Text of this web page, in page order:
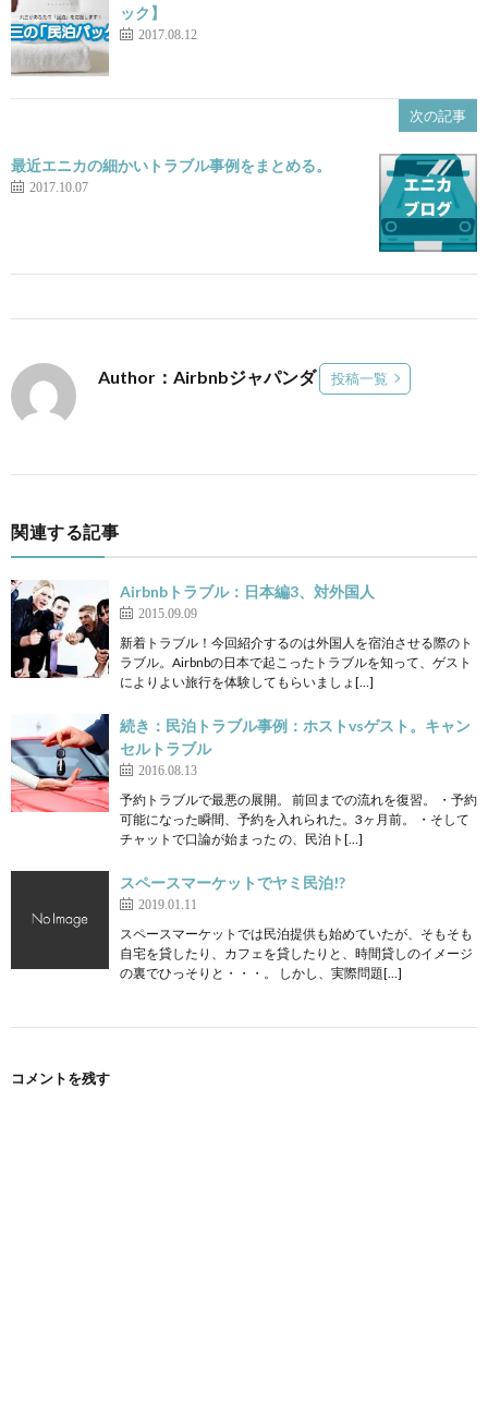
ック】
2017.08.12
次の記事
最近エニカの細かいトラブル事例をまとめる。
2017.10.07
Author：Airbnbジャパンダ 投稿一覧
関連する記事
Airbnbトラブル：日本編3、対外国人
2015.09.09
新着トラブル！今回紹介するのは外国人を宿泊させる際のト
ラブル。Airbnbの日本で起こったトラブルを知って、ゲスト
によりよい旅行を体験してもらいましょ[…]
続き：民泊トラブル事例：ホストvsゲスト。キャン
セルトラブル
2016.08.13
予約トラブルで最悪の展開。 前回までの流れを復習。 ・予約
可能になった瞬間、予約を入れられた。3ヶ月前。 ・そして
チャットで口論が始まった の、民泊ト[…]
スペースマーケットでヤミ民泊!?
2019.01.11
スペースマーケットでは民泊提供も始めていたが、そもそも
自宅を貸したり、カフェを貸したりと、時間貸しのイメージ
の裏でひっそりと・・・。 しかし、実際問題[…]
コメントを残す